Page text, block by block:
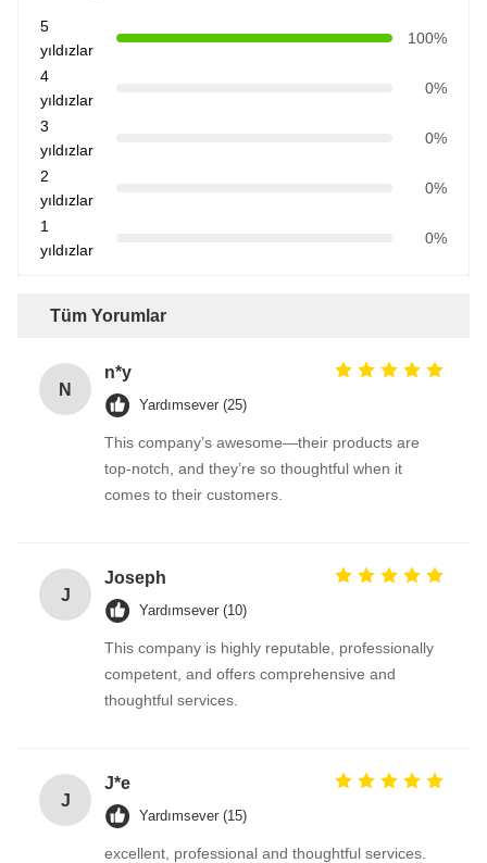
5
yıldızlar
100%
4
yıldızlar
0%
3
yıldızlar
0%
2
yıldızlar
0%
1
yıldızlar
0%
Tüm Yorumlar
N
n*y
Yardımsever (25)
This company’s awesome—their products are
top-notch, and they’re so thoughtful when it
comes to their customers.
J
Joseph
Yardımsever (10)
This company is highly reputable, professionally
competent, and offers comprehensive and
thoughtful services.
J
J*e
Yardımsever (15)
excellent, professional and thoughtful services.